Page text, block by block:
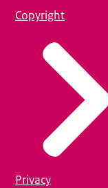
Copyright
Privacy